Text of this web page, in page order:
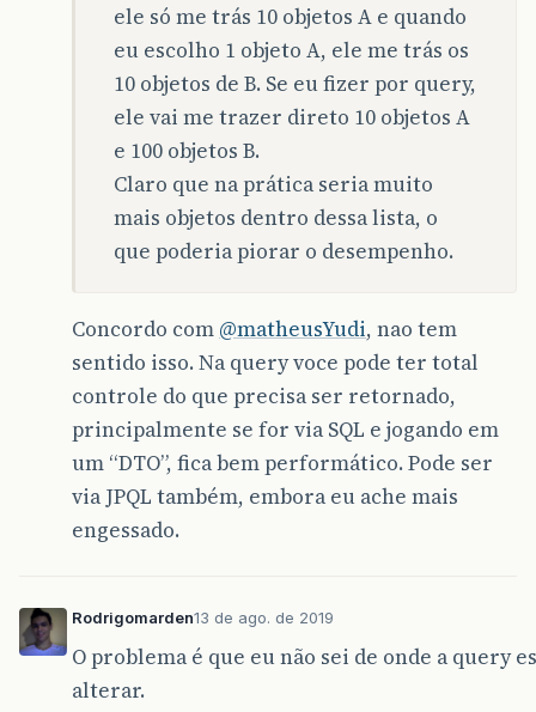
ele só me trás 10 objetos A e quando
eu escolho 1 objeto A, ele me trás os
10 objetos de B. Se eu fizer por query,
ele vai me trazer direto 10 objetos A
e 100 objetos B.
Claro que na prática seria muito
mais objetos dentro dessa lista, o
que poderia piorar o desempenho.
Concordo com @matheusYudi, nao tem
sentido isso. Na query voce pode ter total
controle do que precisa ser retornado,
principalmente se for via SQL e jogando em
um “DTO”, fica bem performático. Pode ser
via JPQL também, embora eu ache mais
engessado.
Rodrigomarden13 de ago. de 2019
O problema é que eu não sei de onde a query
alterar.